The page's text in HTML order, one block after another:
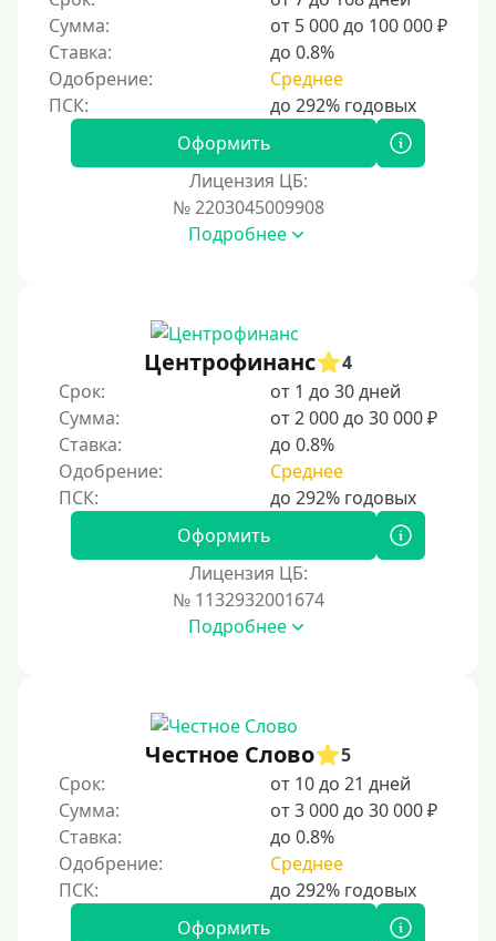
Сумма:
от 5 000 до 100 000 ₽
Ставка:
до 0.8%
Одобрение:
Среднее
Оформить
Лицензия ЦБ:
№ 2203045009908
Подробнее
Центрофинанс
4
Срок:
от 1 до 30 дней
Сумма:
от 2 000 до 30 000 ₽
Ставка:
до 0.8%
Одобрение:
Среднее
Оформить
Лицензия ЦБ:
№ 1132932001674
Подробнее
Честное Слово
5
Срок:
от 10 до 21 дней
Сумма:
от 3 000 до 30 000 ₽
Ставка:
до 0.8%
Одобрение:
Среднее
Оформить